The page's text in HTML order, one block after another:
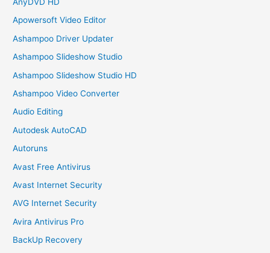
Apowersoft Video Editor
Ashampoo Driver Updater
Ashampoo Slideshow Studio
Ashampoo Slideshow Studio HD
Ashampoo Video Converter
Audio Editing
Autodesk AutoCAD
Autoruns
Avast Free Antivirus
Avast Internet Security
AVG Internet Security
Avira Antivirus Pro
BackUp Recovery